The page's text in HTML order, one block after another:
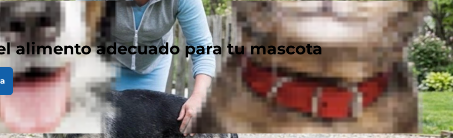
alimento adecuado para tu mascota